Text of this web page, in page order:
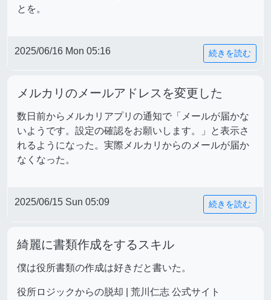
とを。
2025/06/16 Mon 05:16 続きを読む
メルカリのメールアドレスを変更した
数日前からメルカリアプリの通知で「メールが届かな
いようです。設定の確認をお願いします。」と表示さ
れるようになった。実際メルカリからのメールが届か
なくなった。
2025/06/15 Sun 05:09 続きを読む
綺麗に書類作成をするスキル
僕は役所書類の作成は好きだと書いた。
役所ロジックからの脱却 | 荒川仁志 公式サイト